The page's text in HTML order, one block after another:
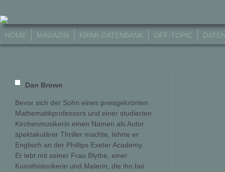
HOME MAGAZIN KRIMI-DATENBANK OFF-TOPIC
Dan Brown
Bevor sich der Sohn eines preisgekrönten
Mathematikprofessors und einer studierten
Kirchenmusikerin einen Namen als Autor
spektakulärer Thriller machte, lehrte er
Englisch an der Phillips Exeter Academy.
Er lebt mit seiner Frau Blythe, einer
Kunsthistorikerin und Malerin, die ihn bei